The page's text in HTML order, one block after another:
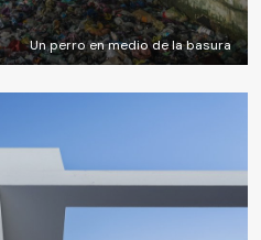
Un perro en medio de la basura